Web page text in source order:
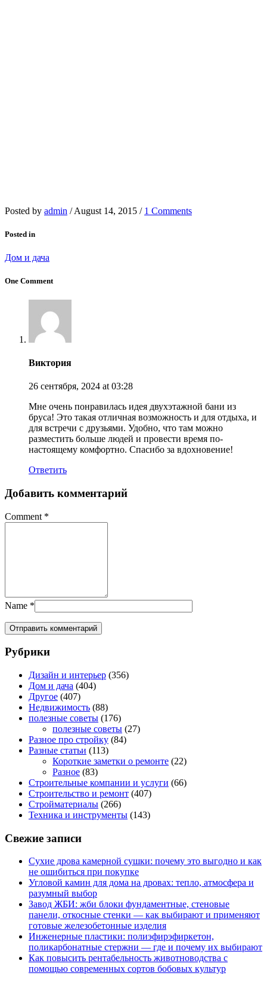
Posted by admin / August 14, 2015 / 1 Comments
Posted in
Дом и дача
One Comment
Виктория
26 сентября, 2024 at 03:28
Мне очень понравилась идея двухэтажной бани из
бруса! Это такая отличная возможность и для отдыха, и
для встречи с друзьями. Удобно, что там можно
разместить больше людей и провести время по-
настоящему комфортно. Спасибо за вдохновение!
Ответить
Добавить комментарий
Comment *
Name *
Рубрики
Дизайн и интерьер (356)
Дом и дача (404)
Другое (407)
Недвижимость (88)
полезные советы (176)
полезные советы (27)
Разное про стройку (84)
Разные статьи (113)
Короткие заметки о ремонте (22)
Разное (83)
Строительные компании и услуги (66)
Строительство и ремонт (407)
Стройматериалы (266)
Техника и инструменты (143)
Свежие записи
Сухие дрова камерной сушки: почему это выгодно и как
не ошибиться при покупке
Угловой камин для дома на дровах: тепло, атмосфера и
разумный выбор
Завод ЖБИ: жби блоки фундаментные, стеновые
панели, откосные стенки — как выбирают и применяют
готовые железобетонные изделия
Инженерные пластики: полиэфирэфиркетон,
поликарбонатные стержни — где и почему их выбирают
Как повысить рентабельность животноводства с
помощью современных сортов бобовых культур